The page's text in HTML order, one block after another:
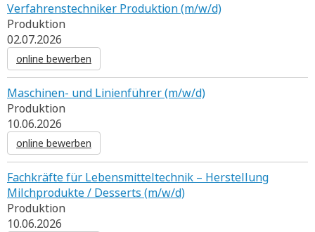
Verfahrenstechniker Produktion (m/w/d)
Produktion
02.07.2026
online bewerben
Maschinen- und Linienführer (m/w/d)
Produktion
10.06.2026
online bewerben
Fachkräfte für Lebensmitteltechnik – Herstellung
Milchprodukte / Desserts (m/w/d)
Produktion
10.06.2026